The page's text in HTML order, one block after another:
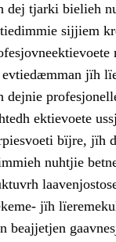
dej tjarki bielieh
sijjiem
jïh
dejnie
ektievoete
bïjre, jïh
nuhtjie
jïh
beajjetjen